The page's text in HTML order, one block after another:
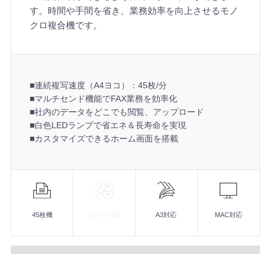
す。時間や手間を省き、業務効率を向上させるモノ
クロ複合機です。
■連続複写速度（A4ヨコ）：45枚/分
■マルチセンド機能でFAX業務を効率化
■社内のデータをどこでも閲覧、アップロード
■白色LEDランプで省エネ＆長寿命を実現
■カスタマイズできるホーム画面を搭載
■連続複写速度（A4ヨコ）：45枚/分
■マルチセンド機能でFAX業務を効率化
■白色LEDランプで省エネ＆長寿命を実現
45枚機 A3対応 MAC対応